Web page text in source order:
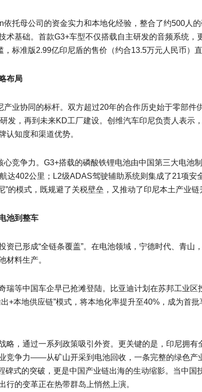
依托母公司的资金实力和本地化经验，整合了约500人
术基础。首款G3+车型不仅搭载自主研发的音频系统，
标准版2.99亿印尼盾的售价（约合13.5万元人民币）
布局
业协同的标杆。双方超过20年的合作历史始于零部件
，再到未来KD工厂建设。创维汽车印尼负责人表示
认知度和渠道优势。
竞争力。G3+搭载的磷酸铁锂电池由中国第三大电池
达402公里；L2级ADAS驾驶辅助系统则集成了21项安
”的模式，既规避了关税壁垒，又推动了印尼本土产业链
池到整车
资已形成“全链条覆盖”。在电池领域，宁德时代、青山
材料生产。
瑞等中国车企早已抢滩登陆。比亚迪计划在苏邦工业区
+本地供应链”模式，将本地化率提升至40%，成为首
略，通过一系列政策吸引外资。更关键的是，印尼拥有
竞争力——从矿山开采到电池回收，一条完整的绿色产
碑式的突破，更是中国产业链出海的生动缩影。当中国
行的变革正在热带群岛上悄然上演。